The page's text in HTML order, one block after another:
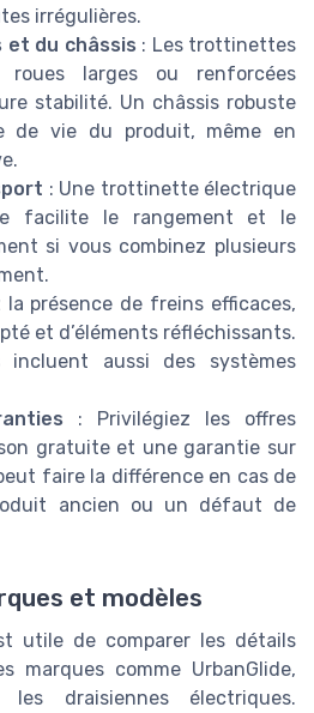
irrégulières.
et du châssis : Les trottinettes
roues larges ou renforcées
stabilité. Un châssis robuste
de vie du produit, même en
: Une trottinette électrique
facilite le rangement et le
si vous combinez plusieurs
la présence de freins efficaces,
et d’éléments réfléchissants.
incluent aussi des systèmes
: Privilégiez les offres
gratuite et une garantie sur
faire la différence en cas de
ancien ou un défaut de
et modèles
utile de comparer les détails
marques comme UrbanGlide,
draisiennes électriques.